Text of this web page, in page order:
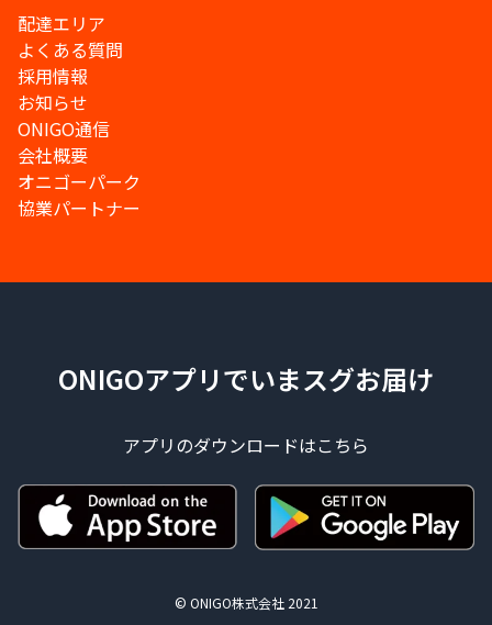
配達エリア
よくある質問
採用情報
お知らせ
ONIGO通信
会社概要
オニゴーパーク
協業パートナー
ONIGOアプリでいまスグお届け
アプリのダウンロードはこちら
© ONIGO株式会社 2021